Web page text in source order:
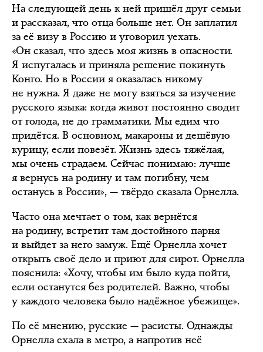
На следующей день к ней пришёл друг семьи
и рассказал, что отца больше нет. Он заплатил
за её визу в Россию и уговорил уехать.
«Он сказал, что здесь моя жизнь в опасности.
Я испугалась и приняла решение покинуть
Конго. Но в России я оказалась никому
не нужна. Я даже не могу взяться за изучение
русского языка: когда живот постоянно сводит
от голода, не до грамматики. Мы едим что
придётся. В основном, макароны и дешёвую
курицу, если повезёт. Жизнь здесь тяжёлая,
мы очень страдаем. Сейчас понимаю: лучше
я вернусь на родину и там погибну, чем
останусь в России», — твёрдо сказала Орнелла.
Часто она мечтает о том, как вернётся
на родину, встретит там достойного парня
и выйдет за него замуж. Ещё Орнелла хочет
открыть своё дело и приют для сирот. Орнелла
пояснила: «Хочу, чтобы им было куда пойти,
если останутся без родителей. Важно, чтобы
у каждого человека было надёжное убежище».
По её мнению, русские — расисты. Однажды
Орнелла ехала в метро, а напротив неё